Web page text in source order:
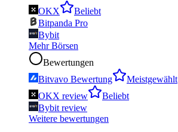
OKX
Beliebt
Bitpanda Pro
Bybit
Mehr Börsen
Bewertungen
Bitvavo Bewertung
Meistgewählt
OKX review
Beliebt
Bybit review
Weitere bewertungen